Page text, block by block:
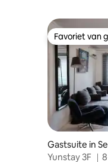
Favoriet van
Favoriet van
Gastsuite in
Yunstay 3F ｜